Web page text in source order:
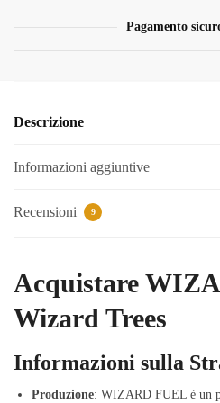
Pagamento
Descrizione
Informazioni aggiuntive
Recensioni 9
Acquistare
Wizard Trees
Informazioni sulla
Produzione: WIZARD FUEL è un